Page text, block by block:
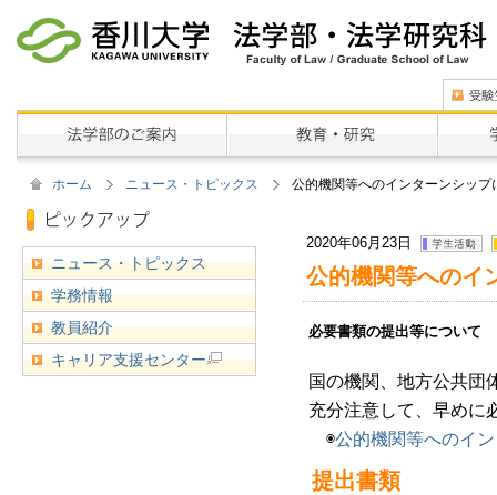
ホーム ニュース・トピックス 公的機関等へのインターンシッ
2020年06月23日
公的機関等へのイ
国の機関、地方公共団
充分注意して、早めに
◉公的機関等へのイ
提出書類
ニュース・トピックス
学務情報
教員紹介
キャリア支援センター